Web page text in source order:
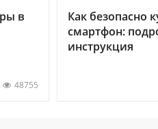
в
48755
Как безопасно
смартфон:
инструкция